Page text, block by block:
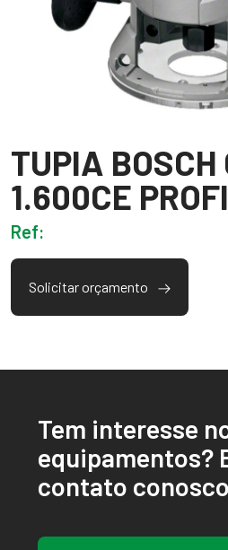
TUPIA BOSCH
1.600CE
Ref:
Solicitar orçamento
Tem interesse
equipamentos?
contato